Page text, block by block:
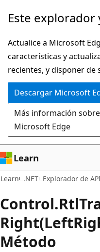
Ir
contenido
principal
Ir
la
navegación
en
la
página
Este explorador
Actualice a Microsoft
características y
recientes, y disponer de
Descargar Microsoft
Más información
Microsoft Edge
Learn
Learn .NET Explorador de
Control.Rtl
Método